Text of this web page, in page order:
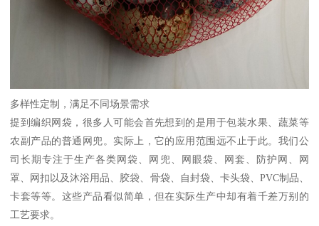
多样性定制，满足不同场景需求
提到编织网袋，很多人可能会首先想到的是用于包装水果、蔬菜等
农副产品的普通网兜。实际上，它的应用范围远不止于此。我们公
司长期专注于生产各类网袋、网兜、网眼袋、网套、防护网、网
罩、网扣以及沐浴用品、胶袋、骨袋、自封袋、卡头袋、PVC制品、
卡套等等。这些产品看似简单，但在实际生产中却有着千差万别的
工艺要求。